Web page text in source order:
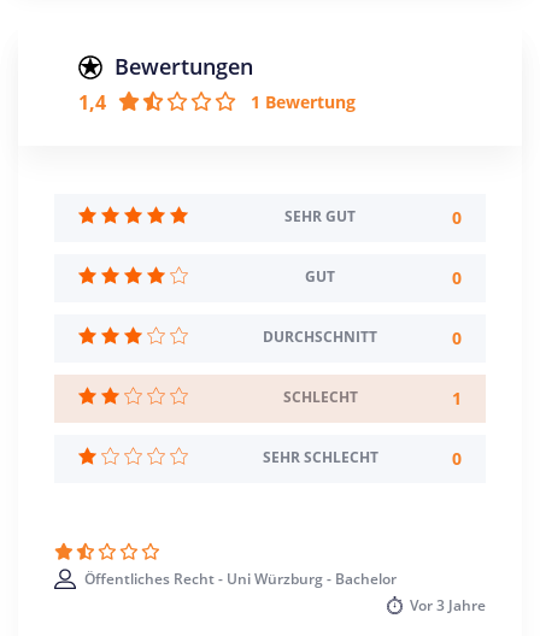
Creditpoints
2 Semester
Sprache
Deutsch
Studienbeginn
Wintersemester
Standort
Würzburg >> Würzburg
Bewertungen
1,4 1 Bewertung
SEHR GUT 0
GUT 0
DURCHSCHNITT 0
SCHLECHT 1
SEHR SCHLECHT 0
Öffentliches Recht - Uni Würzburg - Bachelor
Vor3 Jahre